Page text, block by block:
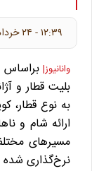
۱۲:۳۹ - ۲۴ خرداد ۱۴۰۵
وانانیوز|
بلیت قطار و
به نوع قطار،
ارائه شام و
نرخ‌گذاری